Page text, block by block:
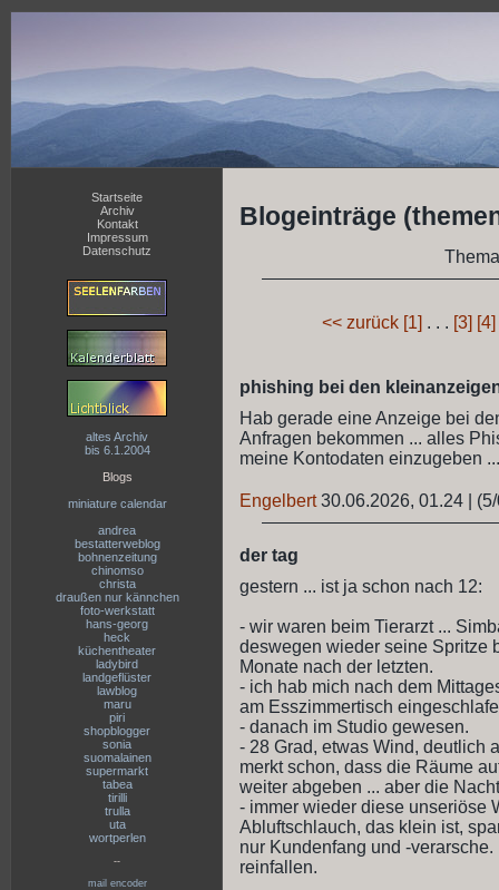
Startseite
Archiv
Kontakt
Impressum
Datenschutz
altes Archiv
bis 6.1.2004
Blogs
miniature calendar
andrea
bestatterweblog
bohnenzeitung
chinomso
christa
draußen nur kännchen
foto-werkstatt
hans-georg
heck
küchentheater
ladybird
landgeflüster
lawblog
maru
piri
shopblogger
sonia
suomalainen
supermarkt
tabea
tirilli
trulla
uta
wortperlen
--
mail encoder
Blogeinträge
<< zurück [1] . . . [3] [4]
phishing bei den
Hab gerade eine Anzeige bei
Anfragen bekommen ... alles
meine Kontodaten einzugeben
Engelbert 30.06.2026, 01.24
der tag
gestern ... ist ja schon nach 12:
- wir waren beim Tierarzt ...
deswegen wieder seine Spritze
Monate nach der letzten.
- ich hab mich nach dem
am Esszimmertisch
- danach im Studio gewesen.
- 28 Grad, etwas Wind, deutlich
merkt schon, dass die Räume
weiter abgeben ... aber die
- immer wieder diese unseriöse
Abluftschlauch, das klein ist,
nur Kundenfang und -
reinfallen.